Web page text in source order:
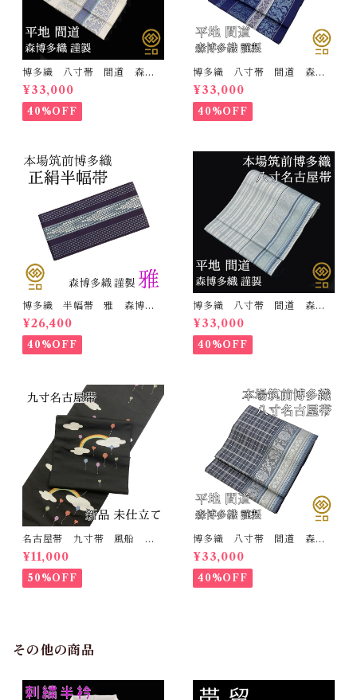
博多織 八寸帯 間道 森博
多織 正絹 日本製 未仕立
て 名古屋帯
¥33,000
40%OFF
博多織 八寸帯 間道 森博
多織 正絹 日本製 未仕立
て 名古屋帯
¥33,000
40%OFF
博多織 半幅帯 雅 森博多
織 正絹 リバーシブル 長
さ/3m78cm 日本製 和装
小袋帯 半巾帯
¥26,400
40%OFF
博多織 八寸帯 間道 森博
多織 正絹 日本製 未仕立
て 名古屋帯
¥33,000
40%OFF
名古屋帯 九寸帯 風船
雲 虹 正絹 日本製 九寸
名古屋帯
¥11,000
50%OFF
博多織 八寸帯 間道 森博
多織 正絹 日本製 未仕立
て 名古屋帯
¥33,000
40%OFF
その他の商品